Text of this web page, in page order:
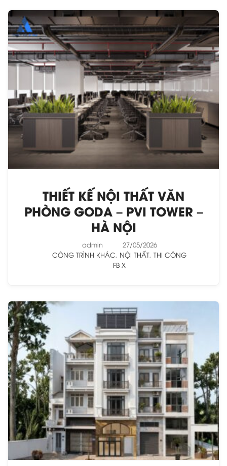
THIẾT KẾ NỘI THẤT VĂN
PHÒNG GODA – PVI TOWER –
HÀ NỘI
admin
27/05/2026
CÔNG TRÌNH KHÁC, NỘI THẤT, THI CÔNG
FB X